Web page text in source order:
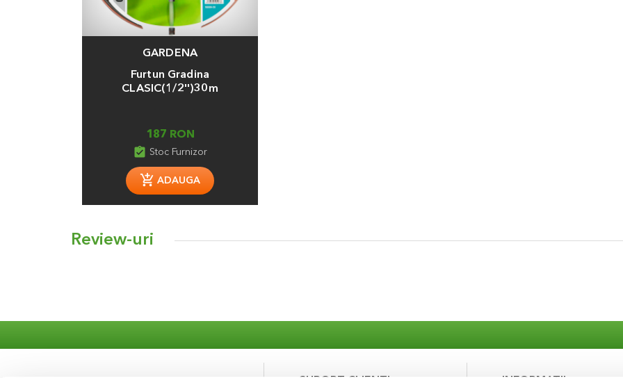
GARDENA
Furtun Gradina
CLASIC(1/2'')30m
187 RON
assignment_turned_in Stoc Furnizor
ADAUGA
Review-uri